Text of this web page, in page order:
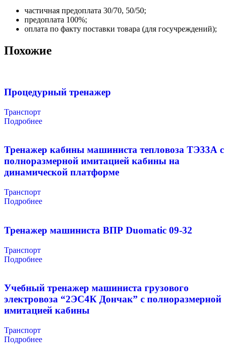
частичная предоплата 30/70, 50/50;
предоплата 100%;
оплата по факту поставки товара (для госучреждений);
Похожие
Процедурный тренажер
Транспорт
Подробнее
Тренажер кабины машиниста тепловоза ТЭ33А с
полноразмерной имитацией кабины на
динамической платформе
Транспорт
Подробнее
Тренажер машиниста ВПР Duomatic 09-32
Транспорт
Подробнее
Учебный тренажер машиниста грузового
электровоза “2ЭС4К Дончак” с полноразмерной
имитацией кабины
Транспорт
Подробнее